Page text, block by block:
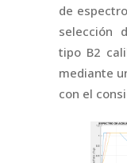
de
selección
tipo B2
mediante
con el